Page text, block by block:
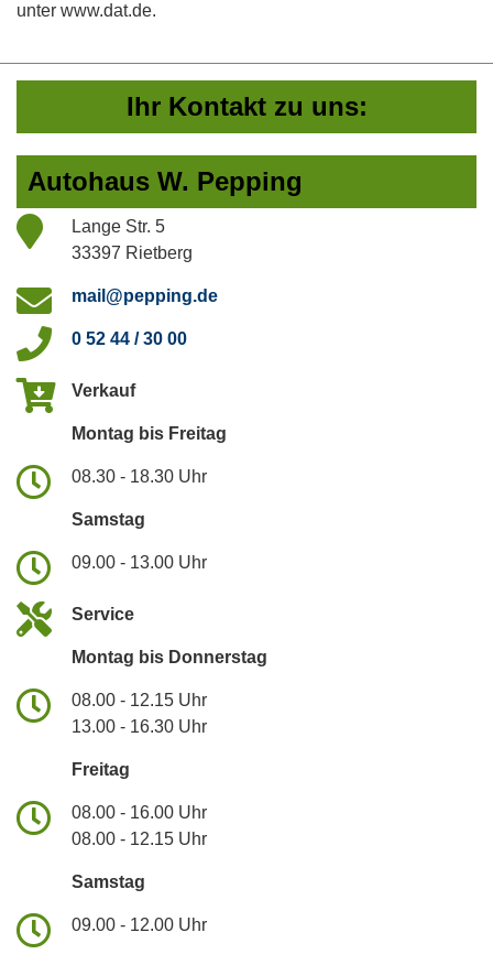
unter www.dat.de.
Ihr Kontakt zu uns:
Autohaus W. Pepping
Lange Str. 5
33397 Rietberg
mail@pepping.de
0 52 44 / 30 00
Verkauf
Montag bis Freitag
08.30 - 18.30 Uhr
Samstag
09.00 - 13.00 Uhr
Service
Montag bis Donnerstag
08.00 - 12.15 Uhr
13.00 - 16.30 Uhr
Freitag
08.00 - 16.00 Uhr
08.00 - 12.15 Uhr
Samstag
09.00 - 12.00 Uhr